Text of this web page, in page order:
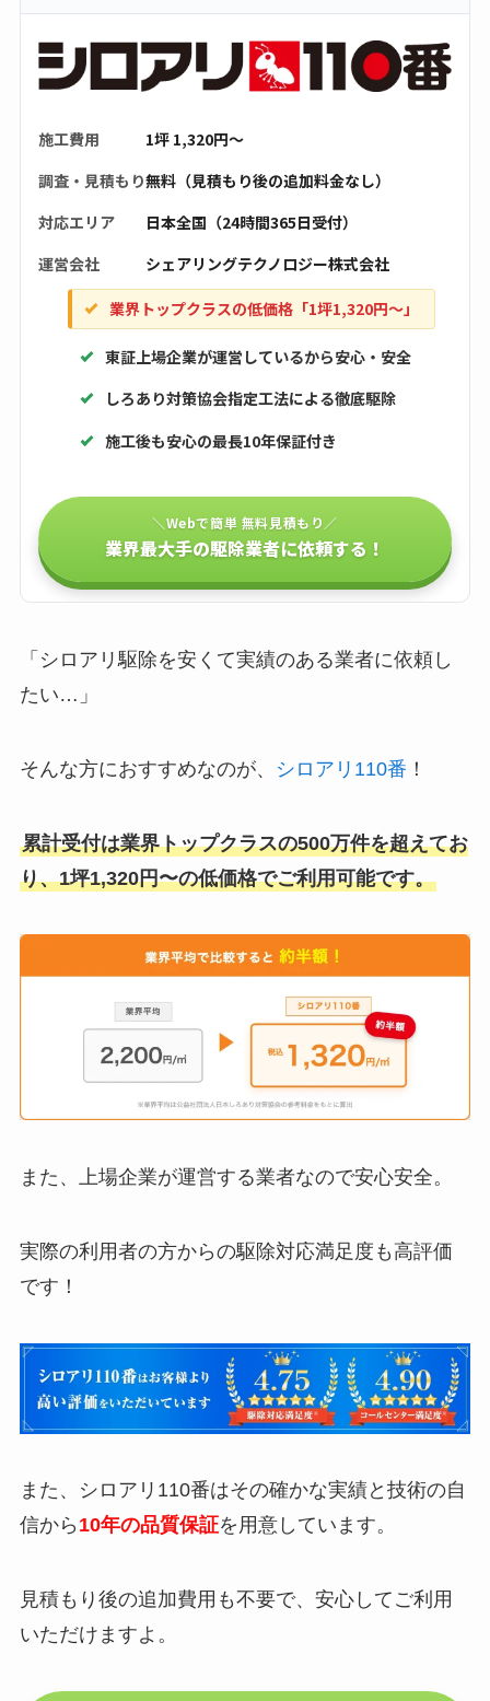
施工費用
1坪 1,320円〜
調査・見積もり無料（見積もり後の追加料金なし）
対応エリア
日本全国（24時間365日受付）
運営会社
シェアリングテクノロジー株式会社
業界トップクラスの低価格「1坪1,320円〜」
東証上場企業が運営しているから安心・安全
しろあり対策協会指定工法による徹底駆除
施工後も安心の最長10年保証付き
＼Webで簡単 無料見積もり／
業界最大手の駆除業者に依頼する！
「シロアリ駆除を安くて実績のある業者に依頼し
たい…」
そんな方におすすめなのが、 シロアリ110番 ！
累計受付は業界トップクラスの500万件を超えてお
り、1坪1,320円〜の低価格でご利用可能です。
また、上場企業が運営する業者なので安心安全。
実際の利用者の方からの駆除対応満足度も高評価
です！
また、シロアリ110番はその確かな実績と技術の自
信から 10年の品質保証を用意しています。
見積もり後の追加費用も不要で、安心してご利用
いただけますよ。